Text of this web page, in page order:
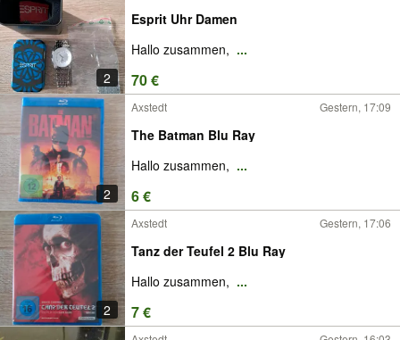
2
Esprit Uhr Damen
Hallo zusammen, ...
70 €
2
Axstedt Gestern, 17:09
The Batman Blu Ray
Hallo zusammen, ...
6 €
2
Axstedt Gestern, 17:06
Tanz der Teufel 2 Blu Ray
Hallo zusammen, ...
7 €